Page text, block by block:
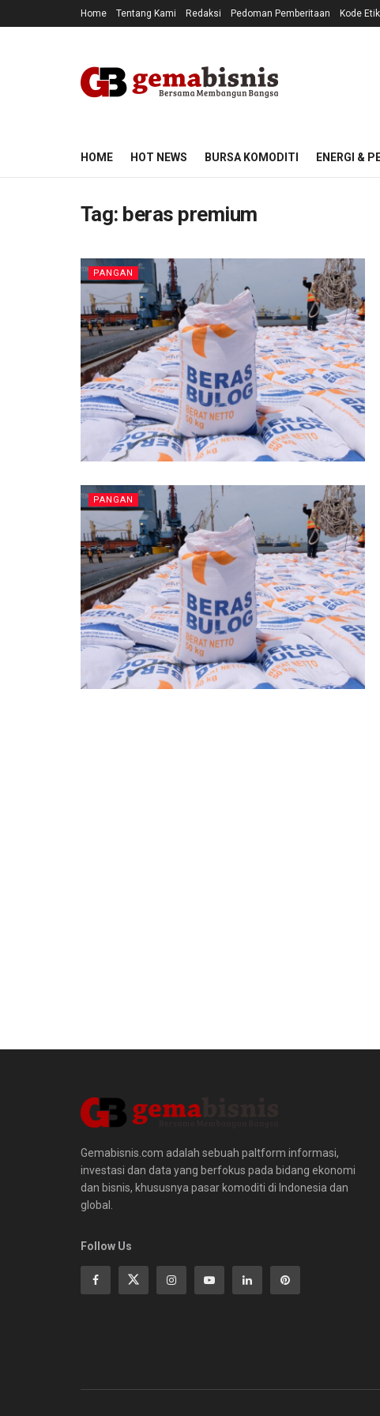
Home Tentang Kami Redaksi Pedoman Pemberitaan Kode Etik
HOME HOT NEWS BURSA KOMODITI ENERGI &
Tag: beras premium
PANGAN
PANGAN
Gemabisnis.com adalah sebuah paltform informasi,
investasi dan data yang berfokus pada bidang ekonomi
dan bisnis, khususnya pasar komoditi di Indonesia dan
global.
Follow Us